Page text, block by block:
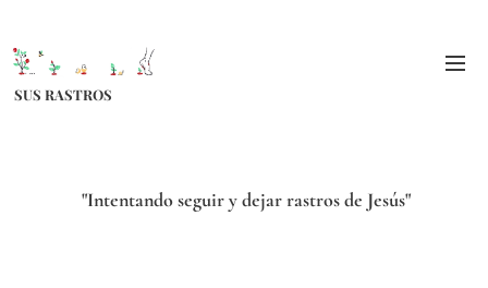
SUS RASTROS
"Intentando seguir y dejar rastros de Jesús"